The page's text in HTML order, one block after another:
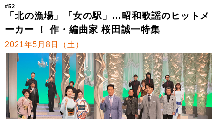
#52
「北の漁場」「女の駅」…昭和歌謡のヒットメ
ーカー ！ 作・編曲家 桜田誠一特集
2021年5月8日（土）